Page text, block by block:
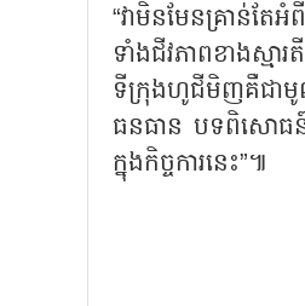
“វាមិនមែនគ្រាន់ត
ទាំងជីវភាពខាង
ទីក្រុងហូជីមិញគឺជាមូ
ធនធាន បទពិសោធន៍ និ
ក្នុងកិច្ចការនេះ”៕